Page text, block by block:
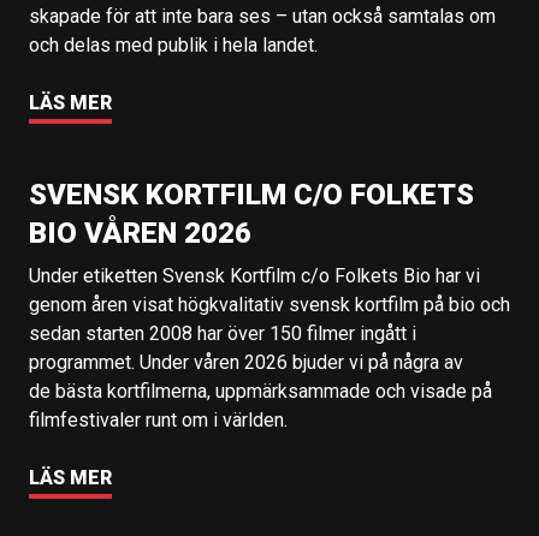
skapade för att inte bara ses – utan också samtalas om
och delas med publik i hela landet.
LÄS MER
SVENSK KORTFILM C/O FOLKETS
BIO VÅREN 2026
Under etiketten Svensk Kortfilm c/o Folkets Bio har vi
genom åren visat högkvalitativ svensk kortfilm på bio och
sedan starten 2008 har över 150 filmer ingått i
programmet. Under våren 2026 bjuder vi på några av
de bästa kortfilmerna, uppmärksammade och visade på
filmfestivaler runt om i världen.
LÄS MER